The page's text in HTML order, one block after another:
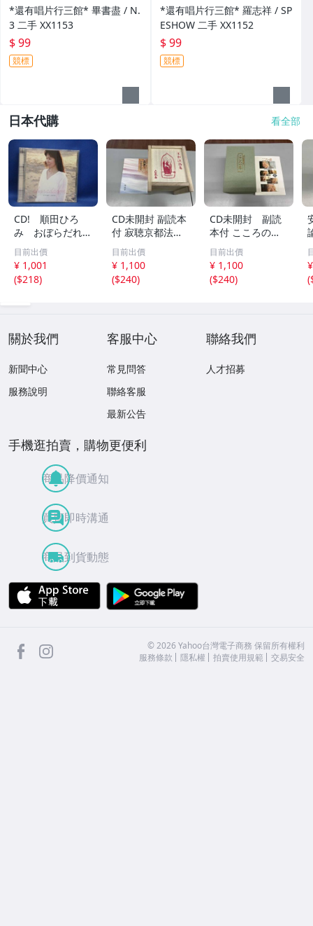
*還有唱片行三館* 畢書盡 / N.
3 二手 XX1153
$ 99
競標
*還有唱片行三館* 羅志祥 / SP
ESHOW 二手 XX1152
$ 99
競標
日本代購 看全部
CD! 順田ひろ
み おぼらだれ
ん 帯付き OM
CD-16 42405
目前出價
¥ 1,001
($218)
CD未開封 副読本
付 寂聴京都法話
集 ユーキャン
目前出價
¥ 1,100
($240)
CD未開封 副読
本付 こころの
扉 河合隼雄講話
集
目前出價
¥ 1,100
($240)
(
關於我們
新聞中心
服務說明
客服中心
常見問答
聯絡客服
最新公告
聯絡我們
人才招募
手機逛拍賣，購物更便利
商品降價通知
買賣即時溝通
商品到貨動態
APP Store
facebook ©2026 Yahoo台灣電子商務 保留所有權利
服務條款
隱私權 拍賣使用規範 交易安全